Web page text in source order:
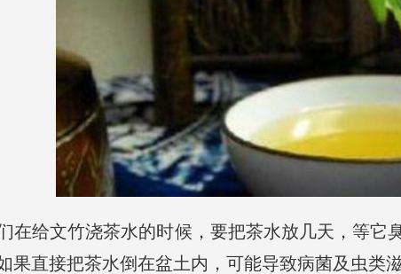
在给文竹浇茶水的时候，要把茶水放几天，等
果直接把茶水倒在盆土内，可能导致病菌及虫类